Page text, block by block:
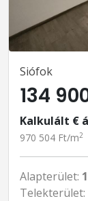
Siófok
134
Kalkulált €
970 504 Ft/m2
Alapterület:
Telekterület: